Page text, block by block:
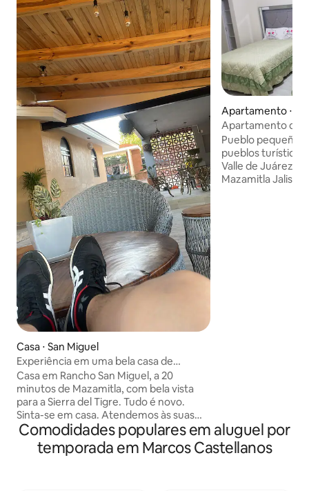
Casa ⋅ San Miguel
Experiência em uma bela casa de
fazenda
Casa em Rancho San Miguel, a 20
minutos de Mazamitla, com bela vista
para a Sierra del Tigre. Tudo é novo.
Sinta-se em casa. Atendemos às suas
necessidades. Há muito para ver e fazer.
Visite o belo cânion da Virgem, com uma
aparição milagrosa da Virgem Maria.
Apartamento ⋅
Apartamento de
Pueblo pequeño
pueblos
Valle de Juárez
Mazamitla Jalisco Pueblo Mágico. Lugar
Comodidades populares em aluguel por
temporada em Marcos Castellanos